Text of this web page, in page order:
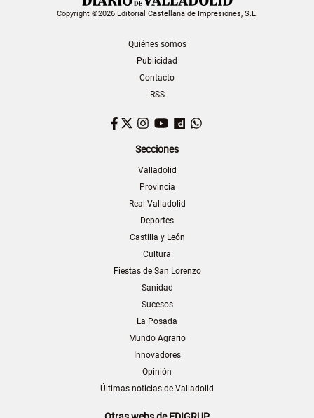
Copyright ©2026 Editorial Castellana de Impresiones, S.L.
Quiénes somos
Publicidad
Contacto
RSS
Facebook
TwitterInstagram
YouTubeDailymotion
Secciones
Valladolid
Provincia
Real Valladolid
Deportes
Castilla y León
Cultura
Fiestas de San Lorenzo
Sanidad
Sucesos
La Posada
Mundo Agrario
Innovadores
Opinión
Últimas noticias de Valladolid